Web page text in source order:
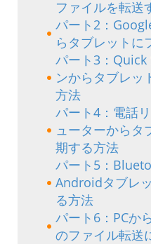
ファイルを転送
パート2：
らタブレットに
パート3：Quick
ンからタブレッ
方法
パート4：電話
ューターからタ
期する方法
パート5：
Androidタブレ
る方法
パート6：PCか
のファイル転送